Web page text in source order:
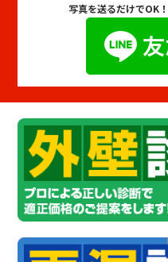
写真を送るだけでOK！